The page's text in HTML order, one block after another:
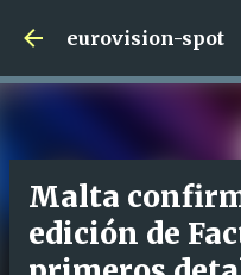
Ir al
eurovision-spot
Malta
edición de